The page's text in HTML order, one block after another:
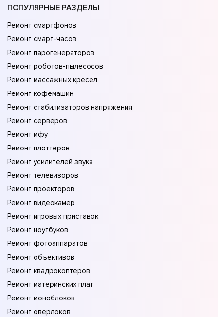
ПОПУЛЯРНЫЕ РАЗДЕЛЫ
Ремонт смартфонов
Ремонт смарт-часов
Ремонт парогенераторов
Ремонт роботов-пылесосов
Ремонт массажных кресел
Ремонт кофемашин
Ремонт стабилизаторов напряжения
Ремонт серверов
Ремонт мфу
Ремонт плоттеров
Ремонт усилителей звука
Ремонт телевизоров
Ремонт проекторов
Ремонт видеокамер
Ремонт игровых приставок
Ремонт ноутбуков
Ремонт фотоаппаратов
Ремонт объективов
Ремонт квадрокоптеров
Ремонт материнских плат
Ремонт моноблоков
Ремонт оверлоков